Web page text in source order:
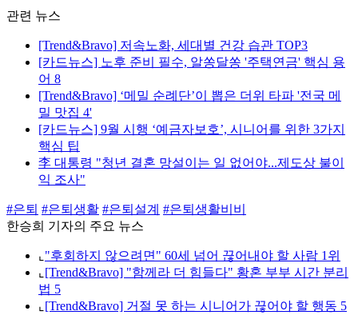
관련 뉴스
[Trend&Bravo] 저속노화, 세대별 건강 습관 TOP3
[카드뉴스] 노후 준비 필수, 알쏭달쏭 '주택연금' 핵심 용
어 8
[Trend&Bravo] ‘메밀 순례단’이 뽑은 더위 타파 '전국 메
밀 맛집 4'
[카드뉴스] 9월 시행 ‘예금자보호’, 시니어를 위한 3가지
핵심 팁
李 대통령 "청년 결혼 망설이는 일 없어야...제도상 불이
익 조사"
#은퇴 #은퇴생활 #은퇴설계 #은퇴생활비비
한승희 기자의 주요 뉴스
⌞ "후회하지 않으려면" 60세 넘어 끊어내야 할 사람 1위
⌞ [Trend&Bravo] "함께라 더 힘들다" 황혼 부부 시간 분리
법 5
⌞ [Trend&Bravo] 거절 못 하는 시니어가 끊어야 할 행동 5